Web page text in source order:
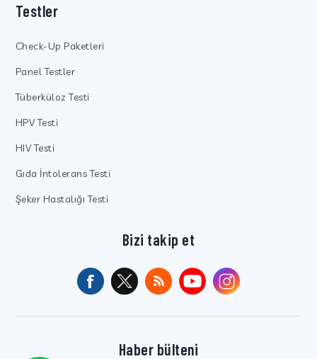
Testler
Check-Up Paketleri
Panel Testler
Tüberküloz Testi
HPV Testi
HIV Testi
Gıda İntolerans Testi
Şeker Hastalığı Testi
Bizi takip et
Haber bülteni